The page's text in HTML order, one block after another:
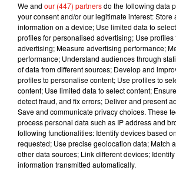
Afficher l'élément
Musique
6 août 2026
Karol G dévoile la
album… avec des
We and our (447) partnersdo the following data
your consent and/or our legitimate interest: Store
information on a device; Use limited data to
profiles for personalised advertising; Use
advertising; Measure advertising performance;
performance; Understand audiences through
of data from different sources; Develop and
profiles to personalise content; Use profiles to
content; Use limited data to select content;
detect fraud, and fix errors; Deliver and present
Save and communicate privacy choices. These
process personal data such as IP address and
following functionalities: Identify devices based
requested; Use precise geolocation data; Match
other data sources; Link different devices;
information transmitted automatically.